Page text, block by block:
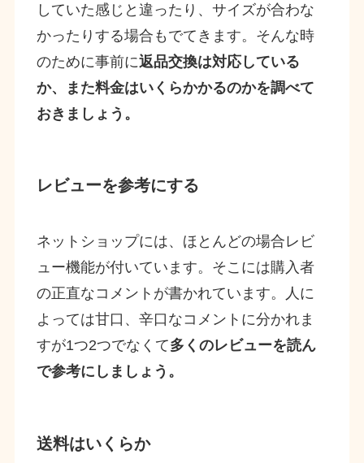
していた感じと違ったり、サイズが合わな
かったりする場合もでてきます。そんな時
のために事前に返品交換は対応している
か、また料金はいくらかかるのかを調べて
おきましょう。
レビューを参考にする
ネットショップには、ほとんどの場合レビ
ュー機能が付いています。そこには購入者
の正直なコメントが書かれています。人に
よっては甘口、辛口なコメントに分かれま
すが1つ2つでなくて多くのレビューを読ん
で参考にしましょう。
送料はいくらか